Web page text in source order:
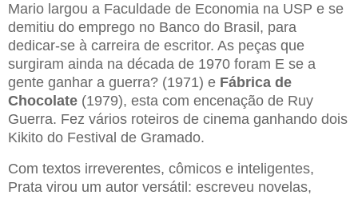
Mario largou a Faculdade de Economia na USP e se
demitiu do emprego no Banco do Brasil, para
dedicar-se à carreira de escritor. As peças que
surgiram ainda na década de 1970 foram E se a
gente ganhar a guerra? (1971) e Fábrica de
Chocolate (1979), esta com encenação de Ruy
Guerra. Fez vários roteiros de cinema ganhando dois
Kikito do Festival de Gramado.
Com textos irreverentes, cômicos e inteligentes,
Prata virou um autor versátil: escreveu novelas,